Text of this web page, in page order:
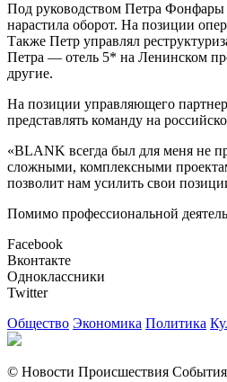
Под руководством Петра
нарастила оборот. На позиции
Также Петр управлял
Петра — отель 5* на Ленинском
другие.
На позиции управляющего
представлять команду на
«BLANK всегда был для меня не
сложными, комплексными
позволит нам усилить свои
Помимо профессиональной
Facebook
Вконтакте
Одноклассники
Twitter
Общество Экономика Политика
© Новости Происшествия